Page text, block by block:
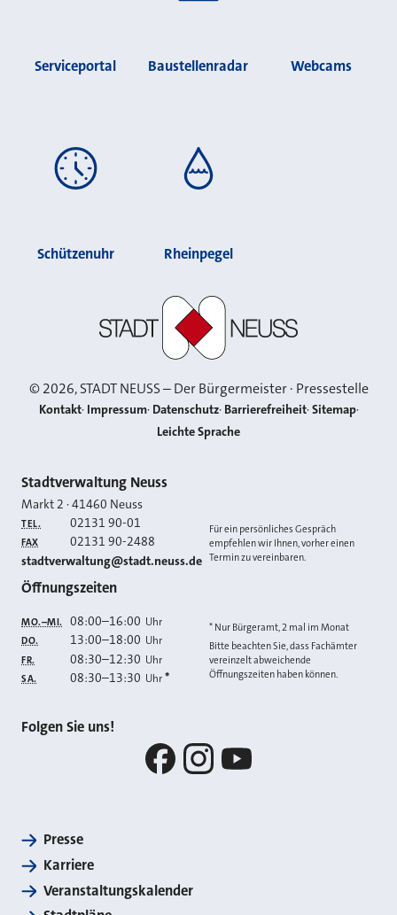
Serviceportal Baustellenradar Webcams
Schützenuhr Rheinpegel
©2026, STADT NEUSS – Der Bürgermeister · Pressestelle
Kontakt Impressum Datenschutz Barrierefreiheit Sitemap
Leichte Sprache
Kontakt
Stadtverwaltung Neuss
Markt 2 ·41460 Neuss
TEL. 02131 90-01
FAX 02131 90-2488
E-MAIL
stadtverwaltung@stadt.neuss.de
Für ein persönliches Gespräch
empfehlen wir Ihnen, vorher einen
Termin zu vereinbaren.
Öffnungszeiten
MO.–MI. 08:00–16:00 Uhr
DO. 13:00–18:00 Uhr
FR. 08:30–12:30 Uhr
SA. 08:30–13:30 Uhr *
* Nur Bürgeramt, 2 mal im Monat
Bitte beachten Sie, dass Fachämter
vereinzelt abweichende
Öffnungszeiten haben können.
Folgen Sie uns!
Presse
Karriere
Veranstaltungskalender